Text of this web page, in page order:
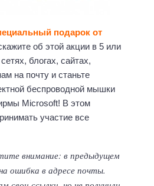
подарок от
об этой акции в 5 или
блогах, сайтах,
на почту и станьте
беспроводной мышки
Microsoft! В этом
участие все
внимание: в предыдущем
ошибка в адресе почты.